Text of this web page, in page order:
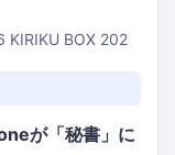
KIRIKU BOX 202
が「秘書」に